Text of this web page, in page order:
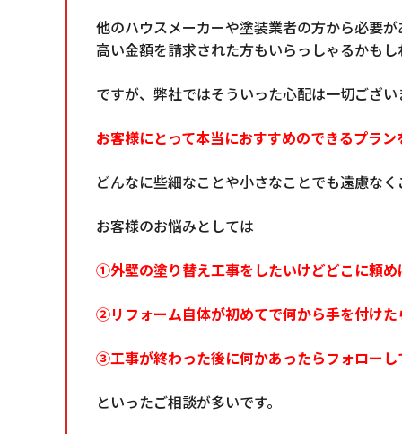
他のハウスメーカーや塗装業者の方から必要
高い金額を請求された方もいらっしゃるかも
ですが、弊社ではそういった心配は一切ござ
お客様にとって本当におすすめのできるプラ
どんなに些細なことや小さなことでも遠慮な
お客様のお悩みとしては
①外壁の塗り替え工事をしたいけどどこに頼
②リフォーム自体が初めてで何から手を付け
③工事が終わった後に何かあったらフォロー
といったご相談が多いです。